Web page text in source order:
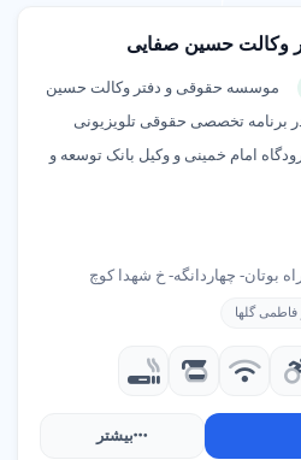
وکالت حسین صفایی
موسسه حقوقی و دفتر وکالت حسین
برنامه تخصصی حقوقی تلویزیونی
امام خمینی و وکیل بانک توسعه و
بوتان- چهاردانگه- خ شهدا کوچ
گلها
بیشتر